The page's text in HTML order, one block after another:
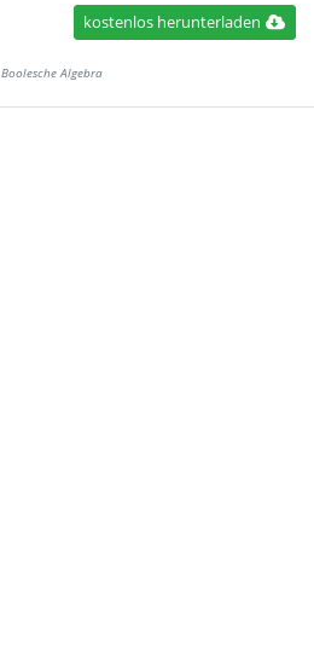
kostenlos herunterladen
Boolesche Algebra